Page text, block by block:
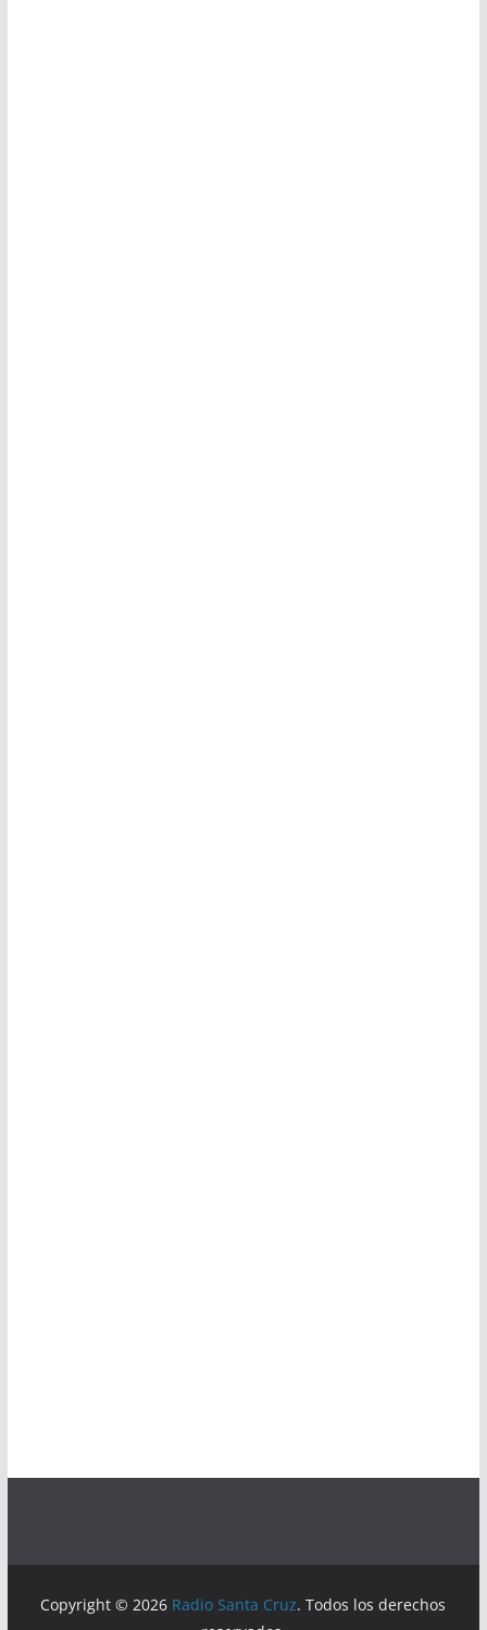
Copyright © 2026 Radio Santa Cruz. Todos los derechos